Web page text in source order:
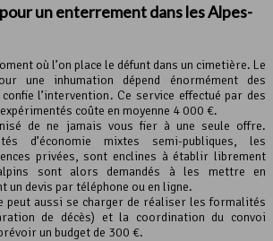
un enterrement dans lesAlpes-
où l’on place le défunt dans un cimetière. Le
une inhumation dépend énormément des
l’intervention. Ce service effectué par des
expérimentés coûte en moyenne 4 000 €.
de ne jamais vous fier à une seule offre.
d’économie mixtes semi-publiques, les
privées, sont enclines à établir librement
sont alors demandés à les mettre en
un devis par téléphone ou en ligne.
peut aussi se charger de réaliser les formalités
de décès) et la coordination du convoi
un budget de 300 €.